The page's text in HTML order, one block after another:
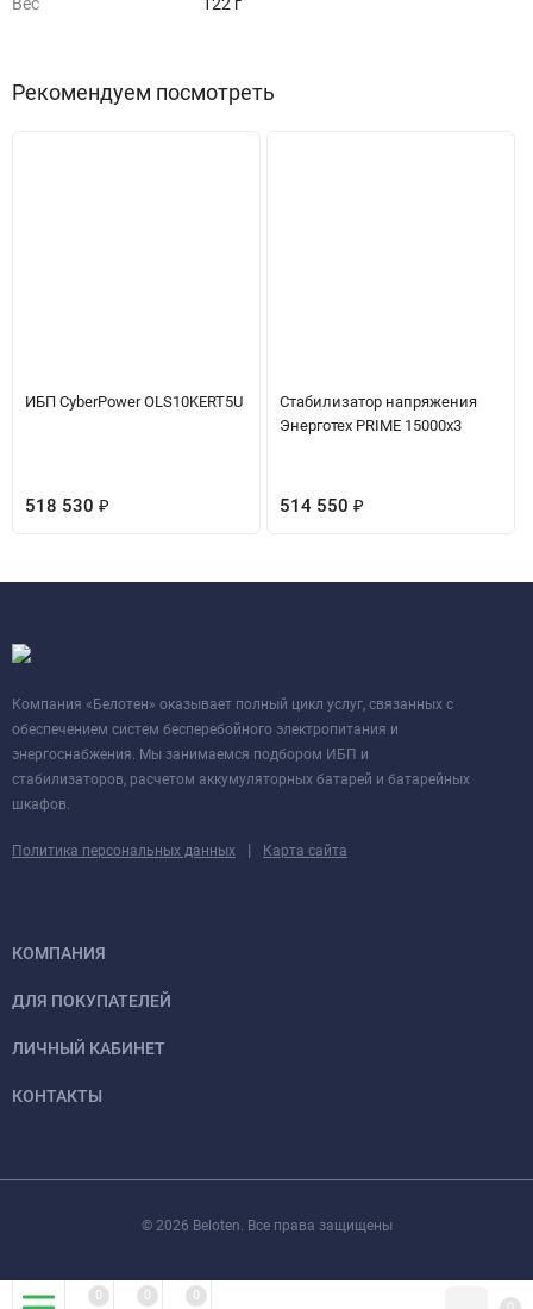
Рекомендуем посмотреть
ИБП CyberPower OLS10KERT5U
518 530 ₽
Стабилизатор напряжения
Энерготех PRIME 15000х3
514 550 ₽
Компания «Белотен» оказывает полный цикл услуг, связанных с
обеспечением систем бесперебойного электропитания и
энергоснабжения. Мы занимаемся подбором ИБП и
стабилизаторов, расчетом аккумуляторных батарей и батарейных
шкафов.
Политика персональных данных | Карта сайта
КОМПАНИЯ
ДЛЯ ПОКУПАТЕЛЕЙ
ЛИЧНЫЙ КАБИНЕТ
КОНТАКТЫ
© 2026 Beloten. Все права защищены
0 0 0